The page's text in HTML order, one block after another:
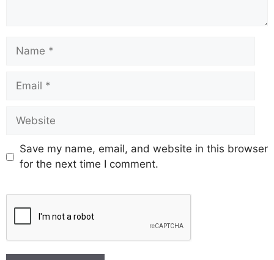
Save my name, email, and website in this browser
for the next time I comment.